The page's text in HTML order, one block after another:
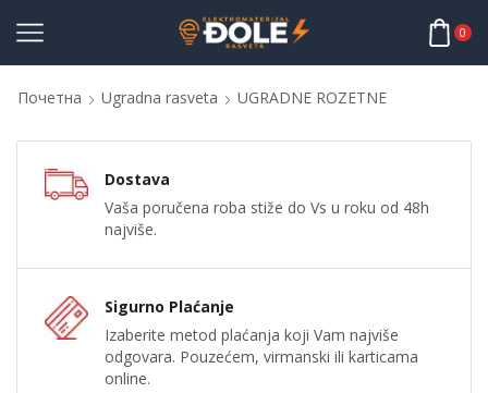
0
Почетна Ugradna rasveta UGRADNE ROZETNE
Dostava
Vaša poručena roba stiže do Vs u roku od 48h
najviše.
Sigurno Plaćanje
Izaberite metod plaćanja koji Vam najviše
odgovara. Pouzećem, virmanski ili karticama
online.